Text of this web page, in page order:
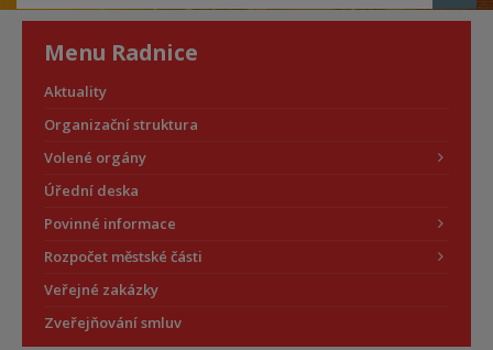
Menu Radnice
Aktuality
Organizační struktura
Volené orgány
Úřední deska
Povinné informace
Rozpočet městské části
Veřejné zakázky
Zveřejňování smluv